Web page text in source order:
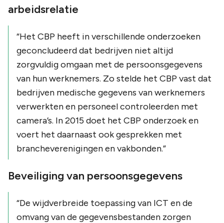
arbeidsrelatie
“Het CBP heeft in verschillende onderzoeken
geconcludeerd dat bedrijven niet altijd
zorgvuldig omgaan met de persoonsgegevens
van hun werknemers. Zo stelde het CBP vast dat
bedrijven medische gegevens van werknemers
verwerkten en personeel controleerden met
camera’s. In 2015 doet het CBP onderzoek en
voert het daarnaast ook gesprekken met
brancheverenigingen en vakbonden.”
Beveiliging van persoonsgegevens
“De wijdverbreide toepassing van ICT en de
omvang van de gegevensbestanden zorgen